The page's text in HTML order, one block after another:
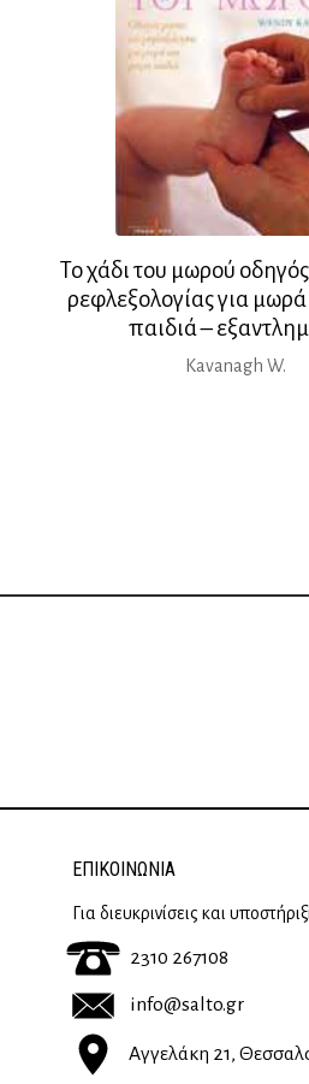
Το χάδι του μωρού
ρεφλεξολογίας για
παιδιά –
Kavanagh W.
ΕΠΙΚΟΙΝΩΝΊΑ
Για διευκρινίσεις και
2310 267108
info@salto.gr
Αγγελάκη 21,